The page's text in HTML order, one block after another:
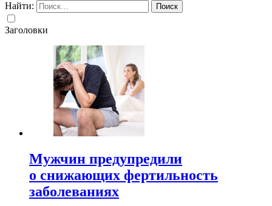
Найти:
Заголовки
Мужчин предупредили
о снижающих фертильность
заболеваниях